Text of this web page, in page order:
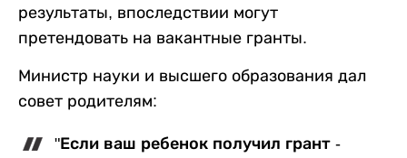
результаты, впоследствии могут
претендовать на вакантные гранты.
Министр науки и высшего образования дал
совет родителям:
"Если ваш ребенок получил грант -